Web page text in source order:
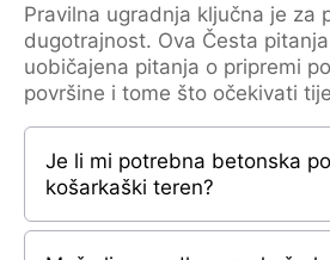
Pravilna ugradnja ključna je za
dugotrajnost. Ova Česta
uobičajena pitanja o pripremi
površine i tome što očekivati
Je li mi potrebna betonska
košarkaški teren?